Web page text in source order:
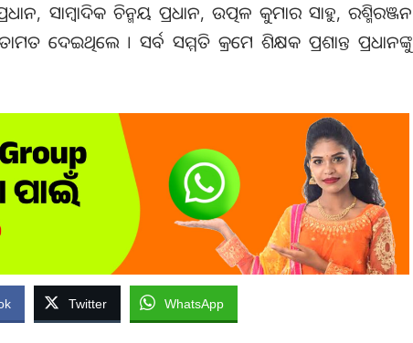
ସାମ୍ବାଦିକ ଚିନ୍ମୟ ପ୍ରଧାନ, ଉତ୍ପଳ କୁମାର ସାହୁ, ରଶ୍ମିରଞ୍ଜନ
ଦେଇଥିଲେ । ସର୍ବ ସମ୍ମତି କ୍ରମେ ଶିକ୍ଷକ ପ୍ରଶାନ୍ତ ପ୍ରଧାନଙ୍କୁ
Twitter WhatsApp